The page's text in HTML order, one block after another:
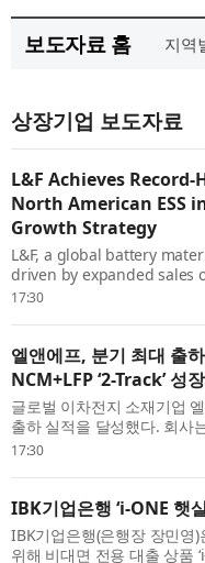
보도자료 홈 지역
상장기업 보도자료
L&F Achieves
North American ESS
Growth Strategy
L&F, a global battery
driven by expanded sales
annual NCM shipments
17:30
엘앤에프, 분기 최대 출
NCM+LFP ‘2-Track’ 성
글로벌 이차전지 소재기업
출하 실적을 달성했다. 회사
전망했으며, 3분기부터는 북
17:30
IBK기업은행 ‘i-ONE 햇
IBK기업은행(은행장 장민영
위해 비대면 전용 대출 상품